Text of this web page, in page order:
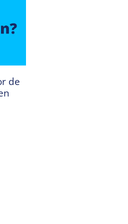
de